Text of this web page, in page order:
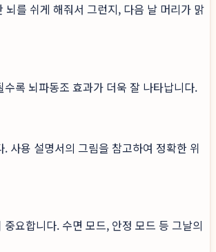
뇌를 쉬게 해줘서 그런지, 다음 날 머리가 맑
록 뇌파동조 효과가 더욱 잘 나타납니다.
사용 설명서의 그림을 참고하여 정확한 위
요합니다. 수면 모드, 안정 모드 등 그날의